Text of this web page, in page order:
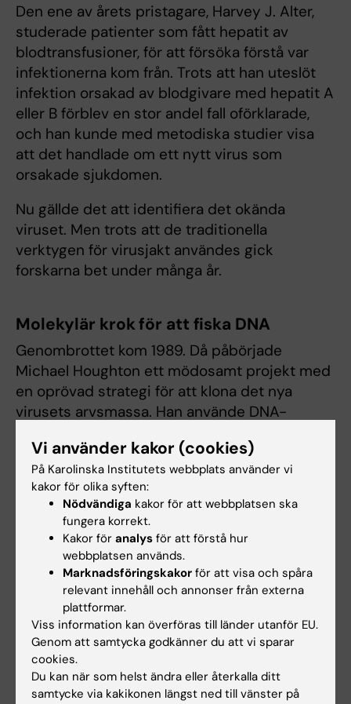
Den ene av årets pristagare, Harvey J. Alter,
studerade patienter som fått hepatit av
blodtransfusioner, för att försöka förstå var
infektionerna kom från. Trots att han uteslöt
infektion orsakad av blodgivare med hepatit A
eller B förblev en stor andel fall oförklarade,
och han kunde med metodiska studier visa
att det handlade om ett nytt virus som
orsakade sjukdomen.
Nu gällde det att identifiera det okända
viruset. Men trots att de traditionella
verktygen för virusjakt användes gick
forskarna bet under många år.
Molekylär krok för att fiska DNA
Genombrottet kom 1989. Då påbörjade
Michael Houghton ett mödosamt projekt med
en oprövad strategi för att klona det nya
virusets arvsmassa. Han använde DNA-
hepatit-infekterad schimpans. Han antog att
serum från en smittad patient skulle innehålla
antikroppar mot det okända viruset, och
använde dem som en molekylär krok för att
fiska fram DNA-fragment som kodade för
virusprotein som antikropparna passade ihop
med.
Hans strategi lyckades och ett nytt RNA-virus
från Flavivirus-familjen hade upptäckts. Det
fick namnet hepatit C-virus.
– Det var ett fantastiskt arbete som gav
Vi använder kakor (cookies)
På Karolinska Institutets webbplats använder vi
kakor för olika syften:
Nödvändiga kakor för att webbplatsen ska
fungera korrekt.
Kakor för analys för att förstå hur
webbplatsen används.
Marknadsföringskakor för att visa och spåra
relevant innehåll och annonser från externa
plattformar.
Viss information kan överföras till länder utanför EU.
Genom att samtycka godkänner du att vi sparar
cookies.
Du kan när som helst ändra eller återkalla ditt
samtycke via kakikonen längst ned till vänster på